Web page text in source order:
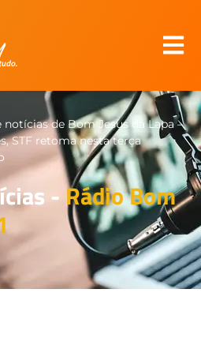
notícias de Bom Jesus da Lapa –
STF retoma nesta terça
-Rádio Bom